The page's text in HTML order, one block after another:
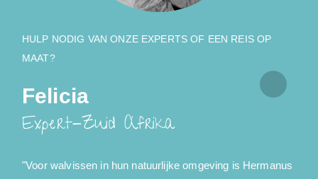
HULP NODIG VAN ONZE EXPERTS OF EEN REIS OP
MAAT?
Felicia
Expert-Zuid Afrika
"Voor walvissen in hun natuurlijke omgeving is Hermanus